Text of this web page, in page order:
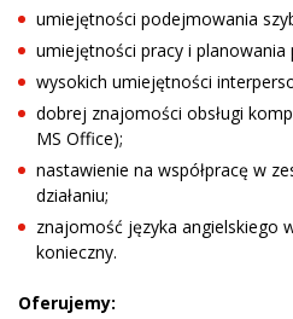
umiejętności podejmowania
umiejętności pracy i planowania
wysokich umiejętności
dobrej znajomości obsługi
MS Office);
nastawienie na współpracę w
działaniu;
znajomość języka angielskiego
konieczny.
Oferujemy: